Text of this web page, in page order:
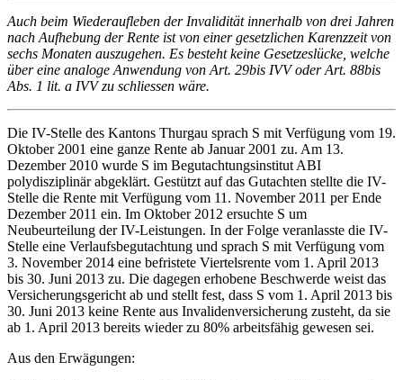
Auch beim Wiederaufleben der Invalidität innerhalb von drei Jahren
nach Aufhebung der Rente ist von einer gesetzlichen Karenzzeit von
sechs Monaten auszugehen. Es besteht keine Gesetzeslücke, welche
über eine analoge Anwendung von Art. 29bis IVV oder Art. 88bis
Abs. 1 lit. a IVV zu schliessen wäre.
Die IV-Stelle des Kantons Thurgau sprach S mit Verfügung vom 19.
Oktober 2001 eine ganze Rente ab Januar 2001 zu. Am 13.
Dezember 2010 wurde S im Begutachtungsinstitut ABI
polydisziplinär abgeklärt. Gestützt auf das Gutachten stellte die IV-
Stelle die Rente mit Verfügung vom 11. November 2011 per Ende
Dezember 2011 ein. Im Oktober 2012 ersuchte S um
Neubeurteilung der IV-Leistungen. In der Folge veranlasste die IV-
Stelle eine Verlaufsbegutachtung und sprach S mit Verfügung vom
3. November 2014 eine befristete Viertelsrente vom 1. April 2013
bis 30. Juni 2013 zu. Die dagegen erhobene Beschwerde weist das
Versicherungsgericht ab und stellt fest, dass S vom 1. April 2013 bis
30. Juni 2013 keine Rente aus Invalidenversicherung zusteht, da sie
ab 1. April 2013 bereits wieder zu 80% arbeitsfähig gewesen sei.
Aus den Erwägungen: